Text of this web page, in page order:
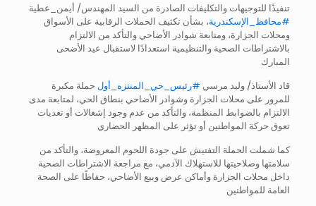
تنفيذًا للتوجيهات والتكليفات الصادرة من السيد المهندس/ أيمن_عطية
#محافظ_الإسكندرية، بشأن تكثيف الحملات الرقابية على الأسواق
ومحلات الجزارة، ومتابعة شوادر الأضاحي والتأكد من الالتزام
بالاشتراطات الصحية والتنظيمية استعدادًا لاستقبال عيد الأضحى
المبارك
قاد الأستاذ/ وليد مرسي #رئيس_حي_المنتزه_أول حملة مكبرة
للمرور على محلات الجزارة وشوادر الأضاحي بنطاق الحي، لمتابعة مدى
الالتزام بالضوابط المنظمة، والتأكد من عدم وجود إشغالات أو تعديات
تعوق حركة المواطنين أو تؤثر على المظهر الحضاري
كما شملت الحملة التفتيش على جودة اللحوم المعروضة، والتأكد من
سلامتها وصلاحيتها للاستهلاك الآدمي، مع مراجعة الاشتراطات الصحية
داخل محلات الجزارة وأماكن عرض وبيع الأضاحي، حفاظًا على الصحة
العامة للمواطنين